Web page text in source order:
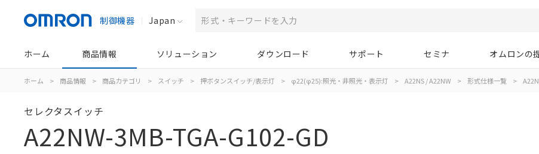
制御機器 Japan
ホーム 商品情報 ソリューション ダウンロード サポート セミナ オムロンの
ホーム > 商品情報 > 商品カテゴリ > スイッチ > 押ボタンスイッチ/表示灯 > φ22(φ25):照光・非照光・表示灯 > A22NS / A22NW > 形式仕様一覧 >
セレクタスイッチ
A22NW-3MB-TGA-G102-GD